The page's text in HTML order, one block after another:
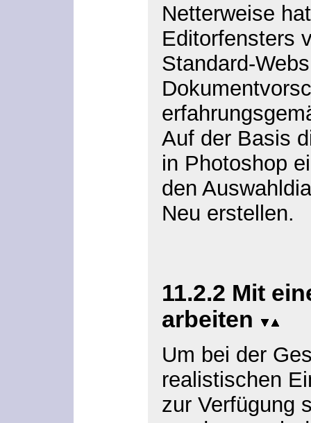
Netterweise
Editorfensters
Standard-
Auf der Basis
in Photoshop
den
Neu erstellen.
11.2.2 Mit
arbeiten
Um bei der
realistischen
zur Verfügung